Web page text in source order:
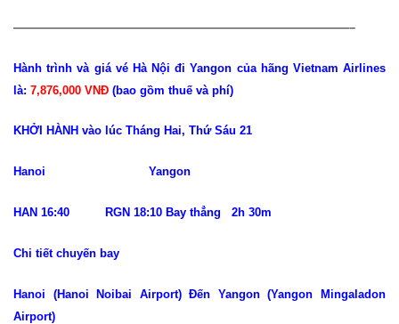
—————————————————————————————–
Hành trình và giá vé Hà Nội đi Yangon của hãng Vietnam Airlines
là: 7,876,000 VNĐ (bao gồm thuế và phí)
KHỞI HÀNH vào lúc Tháng Hai, Thứ Sáu 21
Hanoi Yangon
HAN 16:40 RGN 18:10 Bay thẳng 2h 30m
Chi tiết chuyến bay
Hanoi (Hanoi Noibai Airport) Đến Yangon (Yangon Mingaladon
Airport)